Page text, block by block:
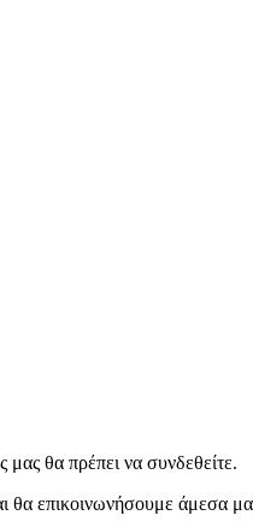
μας θα πρέπει να συνδεθείτε.
επικοινωνήσουμε άμεσα